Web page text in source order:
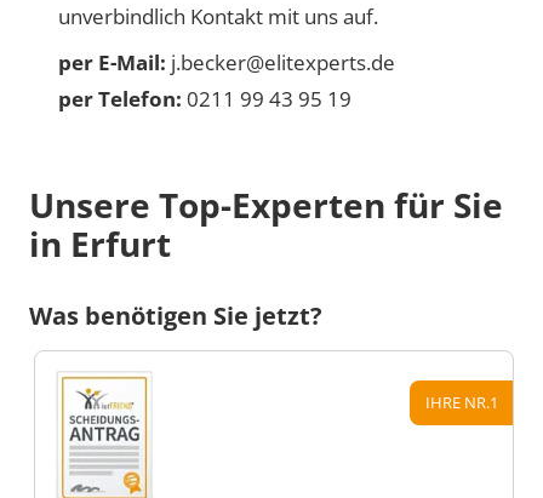
unverbindlich Kontakt mit uns auf.
per E-Mail: j.becker@elitexperts.de
per Telefon: 0211 99 43 95 19
Unsere Top-Experten für Sie
in Erfurt
Was benötigen Sie jetzt?
IHRE NR.1